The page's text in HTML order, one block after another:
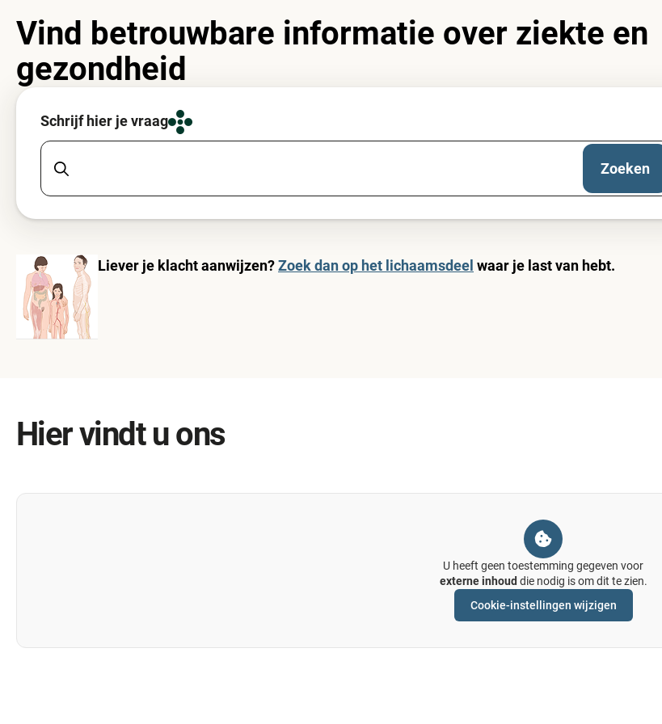
Rouwverwerking
Let op: deze kosten wordenniet vergoed door uw zorgverzekeraar
Vind betrouwbare informatie over ziekte en
gezondheid
Schrijf hier je vraag
Zoeken
Liever je klacht aanwijzen?Zoek dan op het lichaamsdeel waar je last van hebt.
Hier vindt u ons
U heeft geen toestemming gegeven voor
externe inhoud die nodig is om dit te zien.
Cookie-instellingen wijzigen